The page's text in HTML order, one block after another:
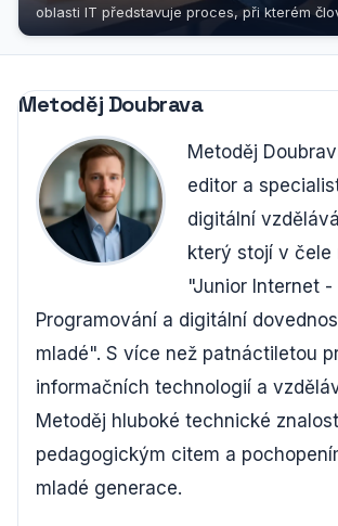
oblasti IT představuje proces, při kterém
dosavadní profesní...
Metoděj Doubrava
Metoděj
editor a
digitální
který stojí v čele
"Junior Internet -
Programování a digitální
mladé". S více než patnáctiletou
informačních technologií a
Metoděj hluboké technické
pedagogickým citem a
mladé generace.